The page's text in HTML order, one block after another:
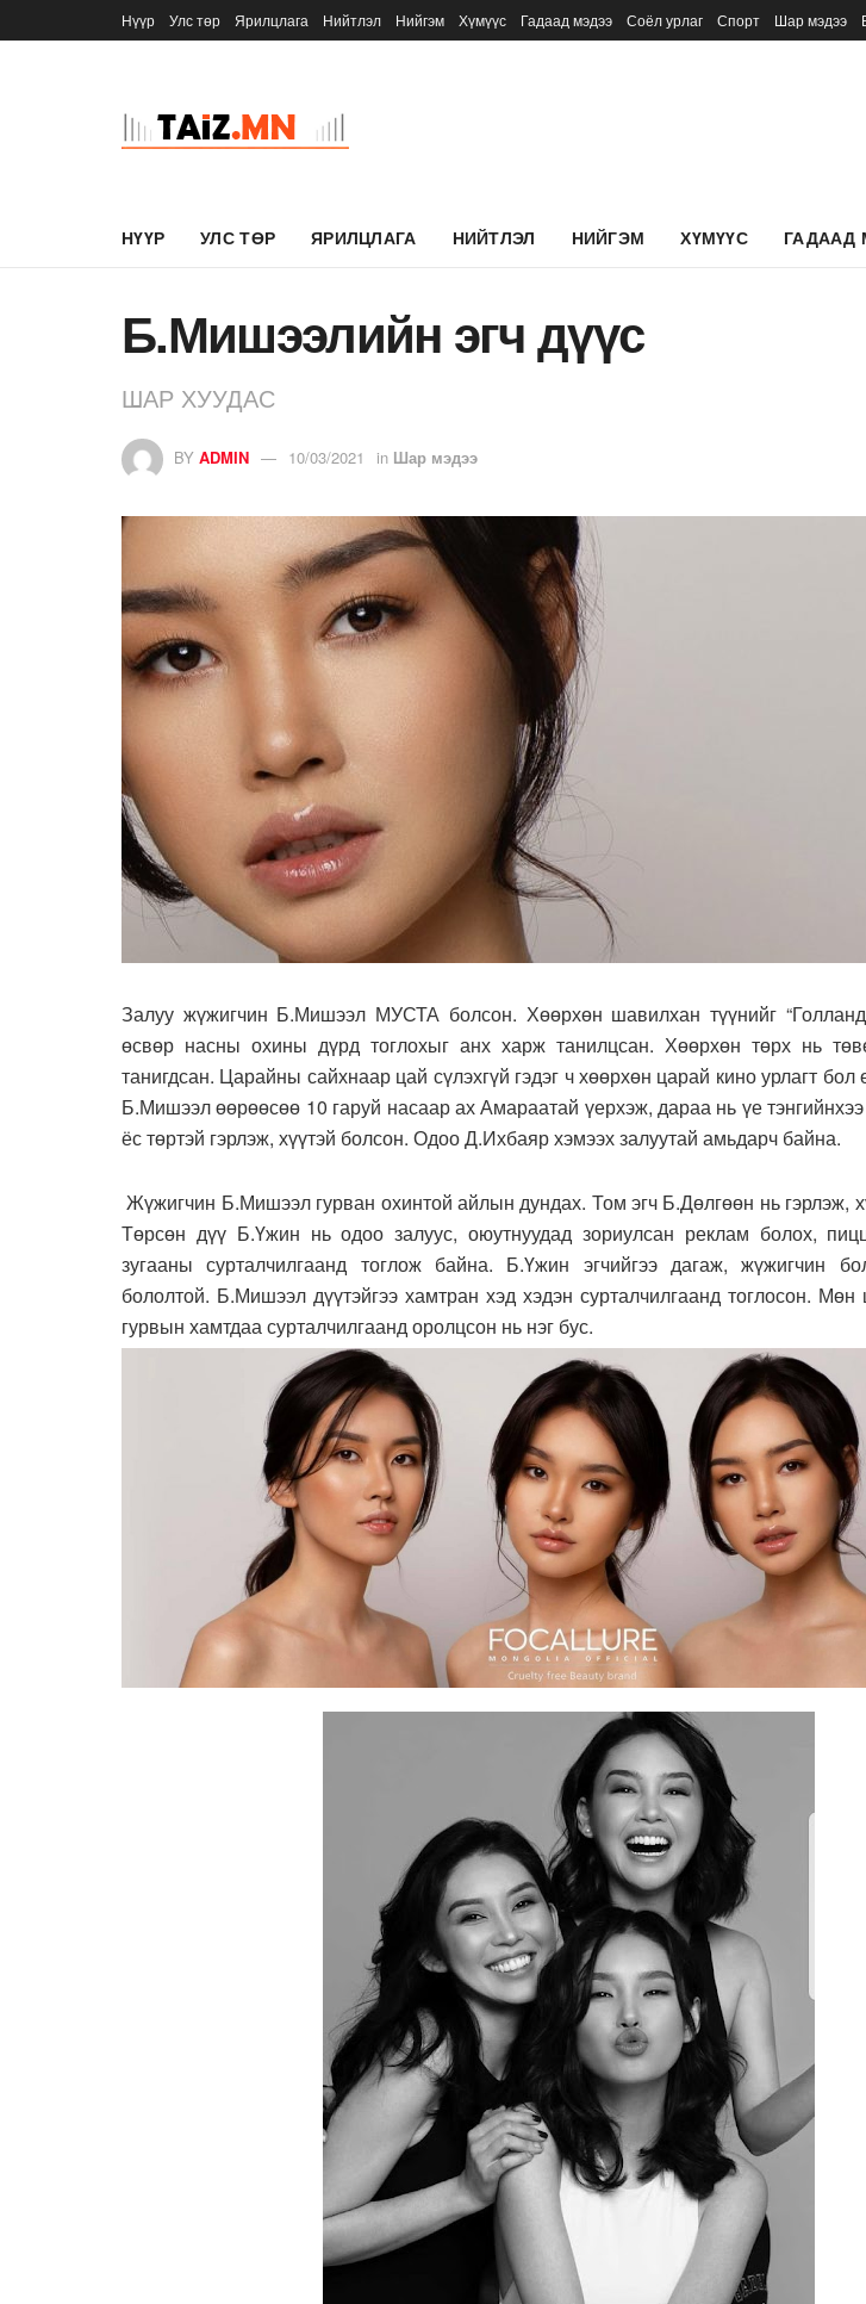
Нүүр Улс төр Ярилцлага Нийтлэл Нийгэм Хүмүүс Гадаад мэдээ Соёл урлаг Спорт Шар мэдээ
НҮҮР УЛС ТӨР ЯРИЛЦЛАГА НИЙТЛЭЛ НИЙГЭМ ХҮМҮҮС ГАДААД
Б.Мишээлийн эгч дүүс
ШАР ХУУДАС
BY ADMIN 10/03/2021 in Шар мэдээ
Залуу жүжигчин Б.Мишээл МУСТА болсон. Хөөрхөн шавилхан түүнийг
өсвөр насны охины дүрд тоглохыг анх харж танилцсан. Хөөрхөн төрх нь
танигдсан. Царайны сайхнаар цай сүлэхгүй гэдэг ч хөөрхөн царай кино урлагт бол
Б.Мишээл өөрөөсөө 10 гаруй насаар ах Амараатай үерхэж, дараа нь үе тэнгийнхээ
ёс төртэй гэрлэж, хүүтэй болсон. Одоо Д.Ихбаяр хэмээх залуутай амьдарч байна.
Жүжигчин Б.Мишээл гурван охинтой айлын дундах. Том эгч Б.Дөлгөөн нь гэрлэж,
Төрсөн дүү Б.Үжин нь одоо залуус, оюутнуудад зориулсан реклам болох,
зугааны сурталчилгаанд тоглож байна. Б.Үжин эгчийгээ дагаж, жүжигчин
бололтой. Б.Мишээл дүүтэйгээ хамтран хэд хэдэн сурталчилгаанд тоглосон. Мөн
гурвын хамтдаа сурталчилгаанд оролцсон нь нэг бус.